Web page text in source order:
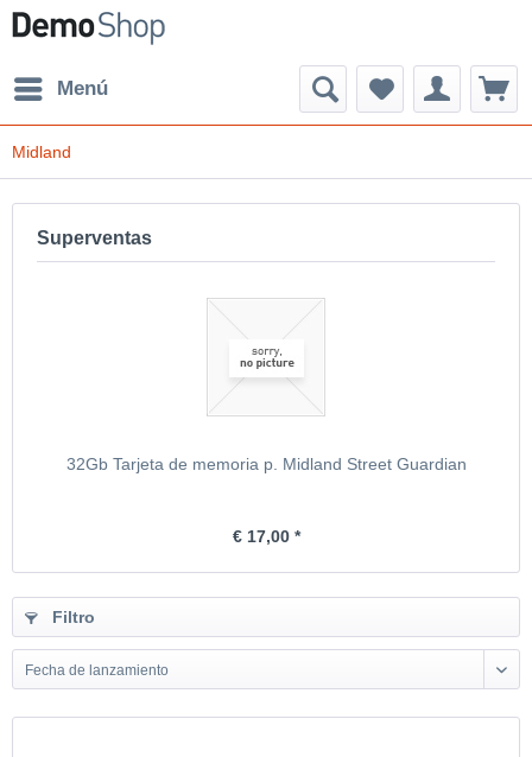
Menú
Midland
Superventas
32Gb Tarjeta de memoria p. Midland Street Guardian
€ 17,00 *
Filtro
Fecha de lanzamiento